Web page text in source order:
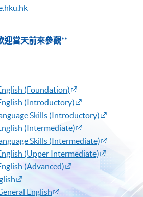
迎當天前來參觀**
(Foundation)
(Introductory)
Skills (Introductory)​
(Intermediate)​
Skills (Intermediate)​
(Upper Intermediate)​
(Advanced)​
English​